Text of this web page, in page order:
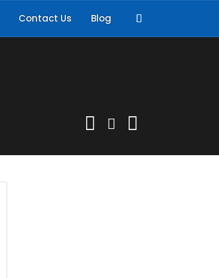
Contact Us Blog